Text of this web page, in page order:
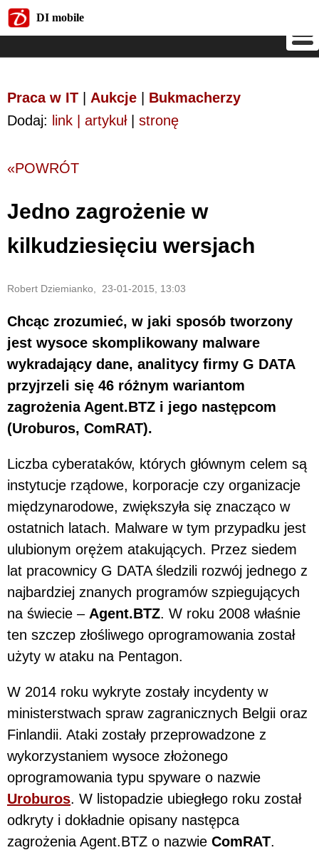
DI mobile
Praca w IT Aukcje
Bukmacherzy
Dodaj: link | artykuł| stronę
«POWRÓT
Jedno zagrożenie w
kilkudziesięciu wersjach
Robert Dziemianko, 23-01-2015, 13:03
Chcąc zrozumieć, w jaki sposób tworzony
jest wysoce skomplikowany malware
wykradający dane, analitycy firmy G DATA
przyjrzeli się 46 różnym wariantom
zagrożenia Agent.BTZ i jego następcom
(Uroburos, ComRAT).
Liczba cyberataków, których głównym celem są
instytucje rządowe, korporacje czy organizacje
międzynarodowe, zwiększyła się znacząco w
ostatnich latach. Malware w tym przypadku jest
ulubionym orężem atakujących. Przez siedem
lat pracownicy G DATA śledzili rozwój jednego z
najbardziej znanych programów szpiegujących
na świecie – Agent.BTZ. W roku 2008 właśnie
ten szczep złośliwego oprogramowania został
użyty w ataku na Pentagon.
W 2014 roku wykryte zostały incydenty w
ministerstwach spraw zagranicznych Belgii oraz
Finlandii. Ataki zostały przeprowadzone z
wykorzystaniem wysoce złożonego
oprogramowania typu spyware o nazwie
Uroburos. W listopadzie ubiegłego roku został
odkryty i dokładnie opisany następca
zagrożenia Agent.BTZ o nazwie ComRAT.
DI mobile